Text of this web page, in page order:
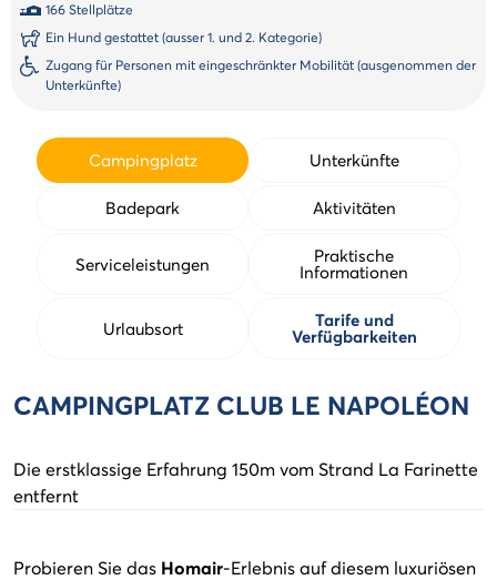
166 Stellplätze
Ein Hund gestattet (ausser 1. und 2. Kategorie)
Zugang für Personen mit eingeschränkter Mobilität (ausgenommen der
Unterkünfte)
Campingplatz Unterkünfte
Badepark Aktivitäten
Serviceleistungen Praktische
Informationen
Urlaubsort Tarife und
Verfügbarkeiten
CAMPINGPLATZ CLUB LE NAPOLÉON
Die erstklassige Erfahrung 150m vom Strand La Farinette
entfernt
Probieren Sie das Homair-Erlebnis auf diesem luxuriösen